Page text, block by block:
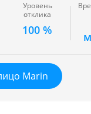
Уровень
отклика
100 %
Marin